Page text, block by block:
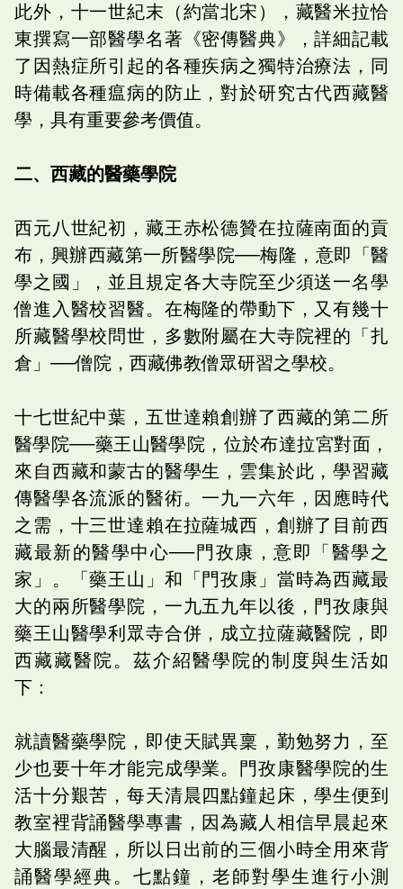
此外，十一世紀末（約當北宋），藏醫米拉恰
東撰寫一部醫學名著《密傳醫典》，詳細記載
了因熱症所引起的各種疾病之獨特治療法，同
時備載各種瘟病的防止，對於研究古代西藏醫
學，具有重要參考價值。
二、西藏的醫藥學院
西元八世紀初，藏王赤松德贊在拉薩南面的貢
布，興辦西藏第一所醫學院──梅隆，意即「醫
學之國」，並且規定各大寺院至少須送一名學
僧進入醫校習醫。在梅隆的帶動下，又有幾十
所藏醫學校問世，多數附屬在大寺院裡的「扎
倉」──僧院，西藏佛教僧眾研習之學校。
十七世紀中葉，五世達賴創辦了西藏的第二所
醫學院──藥王山醫學院，位於布達拉宮對面，
來自西藏和蒙古的醫學生，雲集於此，學習藏
傳醫學各流派的醫術。一九一六年，因應時代
之需，十三世達賴在拉薩城西，創辦了目前西
藏最新的醫學中心──門孜康，意即「醫學之
家」。「藥王山」和「門孜康」當時為西藏最
大的兩所醫學院，一九五九年以後，門孜康與
藥王山醫學利眾寺合併，成立拉薩藏醫院，即
西藏藏醫院。茲介紹醫學院的制度與生活如
下：
就讀醫藥學院，即使天賦異稟，勤勉努力，至
少也要十年才能完成學業。門孜康醫學院的生
活十分艱苦，每天清晨四點鐘起床，學生便到
教室裡背誦醫學專書，因為藏人相信早晨起來
大腦最清醒，所以日出前的三個小時全用來背
誦醫學經典。七點鐘，老師對學生進行小測